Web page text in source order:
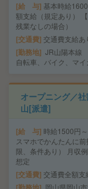
給 与 基本時給
額支給（規定あり）
残業なしの場合）
交通費 交通費支給あ
勤務地 JR山陽本線
自転車、バイク、マ
オープニング／
山[派遣]
給 与 時給1500円
スマホでかんたんに
限、条件あり） 月収
想定
交通費 交通費全額支
岡山県岡山